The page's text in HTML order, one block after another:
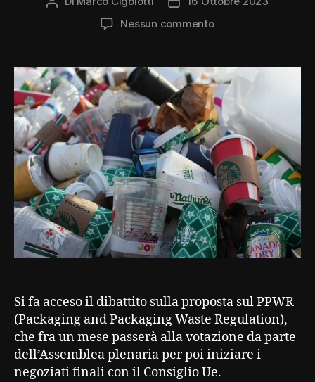
dell'articolo
Nessun commentosu
le
LCA
sono
uguali
Si fa acceso il dibattito sulla proposta sul PPWR
(Packaging and Packaging Waste Regulation),
che fra un mese passerà alla votazione da parte
dell’Assemblea plenaria per poi iniziare i
negoziati finali con il Consiglio Ue.